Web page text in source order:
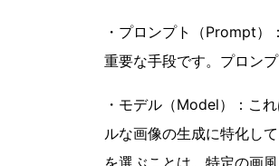
・プロンプト（Prompt）
重要な手段です。プロン
・モデル（Model）：こ
ルな画像の生成に特化し
を選ぶことは、特定の画